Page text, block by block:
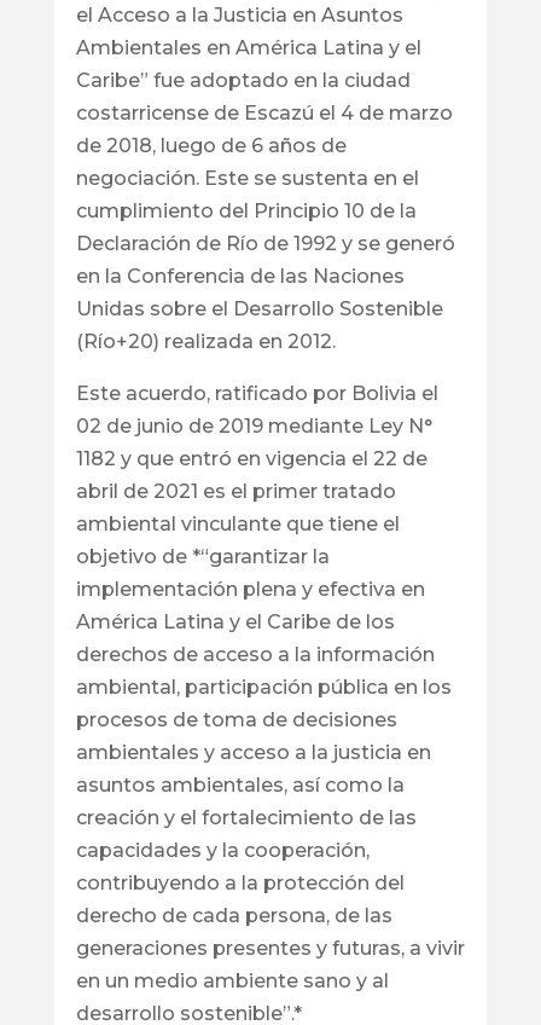
el Acceso a la Justicia en Asuntos
Ambientales en América Latina y el
Caribe” fue adoptado en la ciudad
costarricense de Escazú el 4 de marzo
de 2018, luego de 6 años de
negociación. Este se sustenta en el
cumplimiento del Principio 10 de la
Declaración de Río de 1992 y se generó
en la Conferencia de las Naciones
Unidas sobre el Desarrollo Sostenible
(Río+20) realizada en 2012.
Este acuerdo, ratificado por Bolivia el
02 de junio de 2019 mediante Ley N°
1182 y que entró en vigencia el 22 de
abril de 2021 es el primer tratado
ambiental vinculante que tiene el
objetivo de *“garantizar la
implementación plena y efectiva en
América Latina y el Caribe de los
derechos de acceso a la información
ambiental, participación pública en los
procesos de toma de decisiones
ambientales y acceso a la justicia en
asuntos ambientales, así como la
creación y el fortalecimiento de las
capacidades y la cooperación,
contribuyendo a la protección del
derecho de cada persona, de las
generaciones presentes y futuras, a vivir
en un medio ambiente sano y al
desarrollo sostenible”.*